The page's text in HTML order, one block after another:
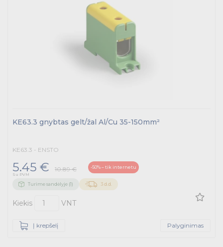
KE63.3 gnybtas gelt/žal Al/Cu 35-150mm²
KE63.3 - ENSTO
5.45 € 10.89 € -50% – tik internetu
Su PVM
Turime sandėlyje (1) 3 d.d.
Kiekis VNT
Į krepšelį Palyginimas